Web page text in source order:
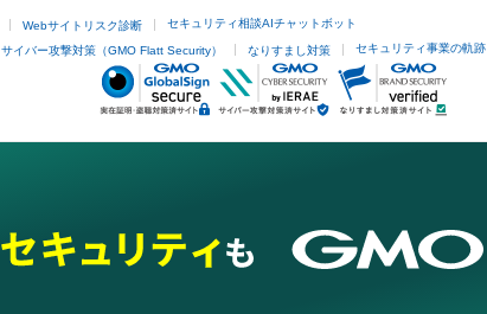
Webサイトリスク診断 セキュリティ相談AIチャットボット
サイバー攻撃対策（GMO Flatt Security） なりすまし対策 セキュリティ事業の軌跡